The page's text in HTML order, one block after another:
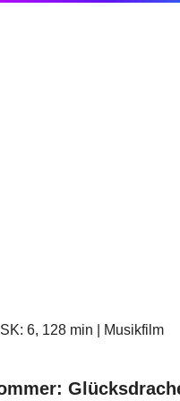
6, 128 min | Musikfilm